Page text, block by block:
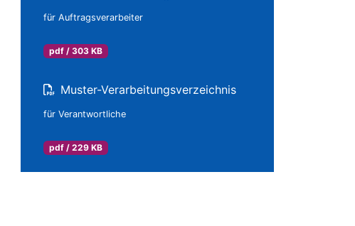
für Auftragsverarbeiter
pdf / 303 KB
Muster-Verarbeitungsverzeichnis
für Verantwortliche
pdf / 229 KB